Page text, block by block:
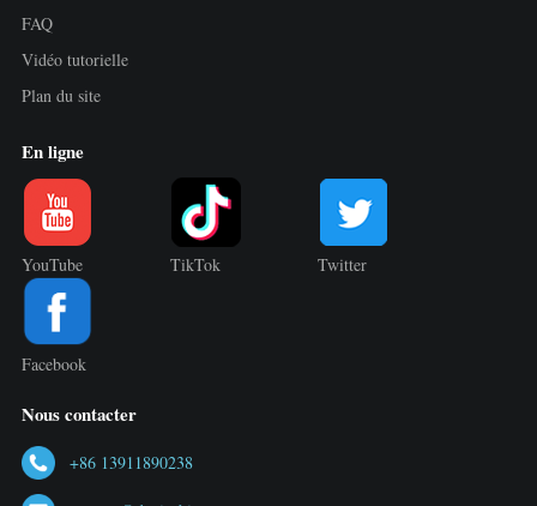
FAQ
Vidéo tutorielle
Plan du site
En ligne
YouTube TikTok Twitter
Facebook
Nous contacter
+86 13911890238